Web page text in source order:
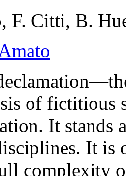
F. Citti, B.
of fictitious
It stands
It is
complexity